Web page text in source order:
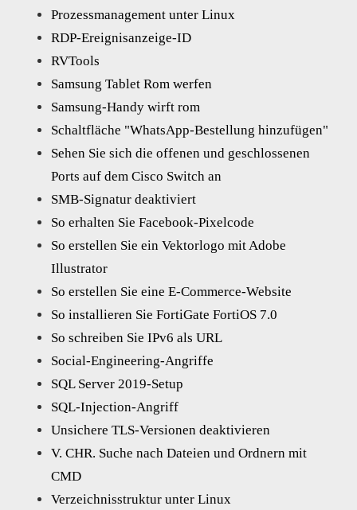
Prozessmanagement unter Linux
RDP-Ereignisanzeige-ID
RVTools
Samsung Tablet Rom werfen
Samsung-Handy wirft rom
Schaltfläche "WhatsApp-Bestellung hinzufügen"
Sehen Sie sich die offenen und geschlossenen
Ports auf dem Cisco Switch an
SMB-Signatur deaktiviert
So erhalten Sie Facebook-Pixelcode
So erstellen Sie ein Vektorlogo mit Adobe
Illustrator
So erstellen Sie eine E-Commerce-Website
So installieren Sie FortiGate FortiOS 7.0
So schreiben Sie IPv6 als URL
Social-Engineering-Angriffe
SQL Server 2019-Setup
SQL-Injection-Angriff
Unsichere TLS-Versionen deaktivieren
V. CHR. Suche nach Dateien und Ordnern mit
CMD
Verzeichnisstruktur unter Linux